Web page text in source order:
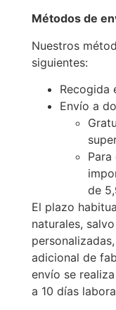
Métodos de
Nuestros
siguientes:
Recogida
Envío a
de
El plazo
naturales,
adicional de
envío se
a 10 días